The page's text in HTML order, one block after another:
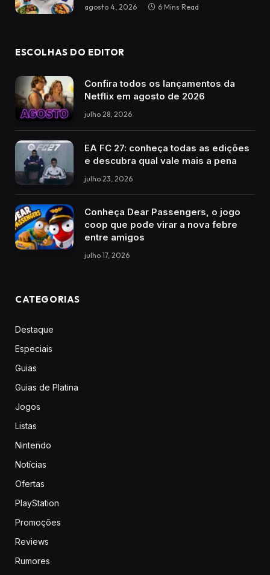
agosto 4, 2026 6 Mins Read
ESCOLHAS DO EDITOR
Confira todos os lançamentos da
Netflix em agosto de 2026
julho 28, 2026
EA FC 27: conheça todas as edições
e descubra qual vale mais a pena
julho 23, 2026
Conheça Dear Passengers, o jogo
coop que pode virar a nova febre
entre amigos
julho 17, 2026
CATEGORIAS
Destaque
Especiais
Guias
Guias de Platina
Jogos
Listas
Nintendo
Notícias
Ofertas
PlayStation
Promoções
Reviews
Rumores